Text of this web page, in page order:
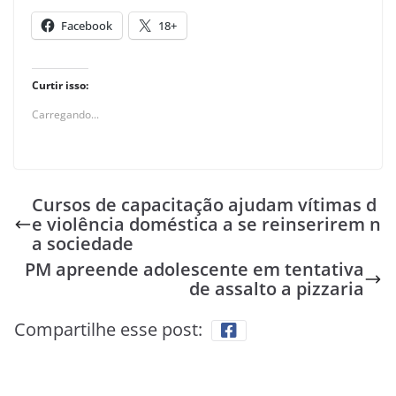
Facebook 18+
Curtir isso:
Carregando...
Cursos de capacitação ajudam vítimas d
e violência doméstica a se reinserirem n
a sociedade
PM apreende adolescente em tentativa
de assalto a pizzaria
Compartilhe esse post: